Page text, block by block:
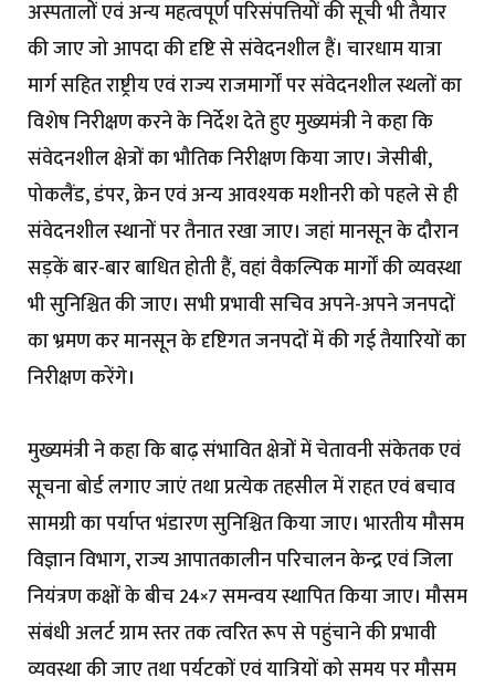
अस्पतालों एवं अन्य महत्वपूर्ण परिसंपत्तियों की सूची भी तैयार
की जाए जो आपदा की दृष्टि से संवेदनशील हैं। चारधाम यात्रा
मार्ग सहित राष्ट्रीय एवं राज्य राजमार्गों पर संवेदनशील स्थलों का
विशेष निरीक्षण करने के निर्देश देते हुए मुख्यमंत्री ने कहा कि
संवेदनशील क्षेत्रों का भौतिक निरीक्षण किया जाए। जेसीबी,
पोकलैंड, डंपर, क्रेन एवं अन्य आवश्यक मशीनरी को पहले से ही
संवेदनशील स्थानों पर तैनात रखा जाए। जहां मानसून के दौरान
सड़कें बार-बार बाधित होती हैं, वहां वैकल्पिक मार्गों की व्यवस्था
भी सुनिश्चित की जाए। सभी प्रभावी सचिव अपने-अपने जनपदों
का भ्रमण कर मानसून के दृष्टिगत जनपदों में की गई तैयारियों का
निरीक्षण करेंगे।
मुख्यमंत्री ने कहा कि बाढ़ संभावित क्षेत्रों में चेतावनी संकेतक एवं
सूचना बोर्ड लगाए जाएं तथा प्रत्येक तहसील में राहत एवं बचाव
सामग्री का पर्याप्त भंडारण सुनिश्चित किया जाए। भारतीय मौसम
विज्ञान विभाग, राज्य आपातकालीन परिचालन केन्द्र एवं जिला
नियंत्रण कक्षों के बीच 24×7 समन्वय स्थापित किया जाए। मौसम
संबंधी अलर्ट ग्राम स्तर तक त्वरित रूप से पहुंचाने की प्रभावी
व्यवस्था की जाए तथा पर्यटकों एवं यात्रियों को समय पर मौसम